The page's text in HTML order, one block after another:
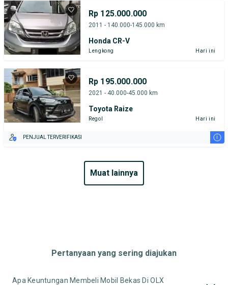
Rp 125.000.000
2011 - 140.000-145.000 km
Honda CR-V
Lengkong Hari ini
Rp 195.000.000
2021 - 40.000-45.000 km
Toyota Raize
Regol Hari ini
PENJUAL TERVERIFIKASI i
muat lainnya
Pertanyaan yang sering diajukan
Apa Keuntungan Membeli Mobil Bekas Di OLX